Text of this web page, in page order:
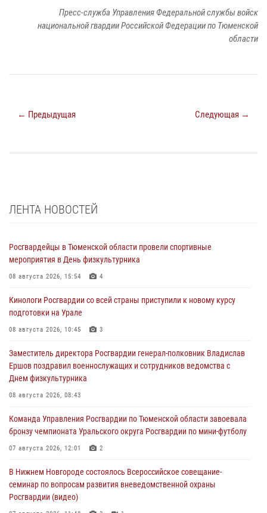
Пресс-служба Управления Федеральной службы войск
национальной гвардии Российской Федерации по Тюменской
области
← Предыдущая Следующая →
ЛЕНТА НОВОСТЕЙ
Росгвардейцы в Тюменской области провели спортивные
мероприятия в День физкультурника
08 августа 2026, 15:54 4
Кинологи Росгвардии со всей страны приступили к новому курсу
подготовки на Урале
08 августа 2026, 10:45 3
Заместитель директора Росгвардии генерал-полковник Владислав
Ершов поздравил военнослужащих и сотрудников ведомства с
Днем физкультурника
08 августа 2026, 08:43
Команда Управления Росгвардии по Тюменской области завоевала
бронзу чемпионата Уральского округа Росгвардии по мини-футболу
07 августа 2026, 12:01 2
В Нижнем Новгороде состоялось Всероссийское совещание-
семинар по вопросам развития вневедомственной охраны
Росгвардии (видео)